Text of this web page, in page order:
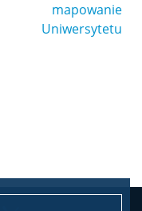
mapowanie
Uniwersytetu